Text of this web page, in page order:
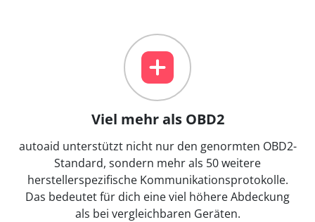
Viel mehr als OBD2
autoaid unterstützt nicht nur den genormten OBD2-
Standard, sondern mehr als 50 weitere
herstellerspezifische Kommunikationsprotokolle.
Das bedeutet für dich eine viel höhere Abdeckung
als bei vergleichbaren Geräten.